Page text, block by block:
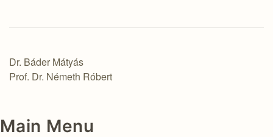
Dr. Báder Mátyás
Prof. Dr. Németh Róbert
Main Menu